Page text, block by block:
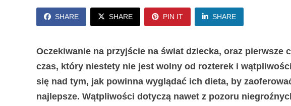
SHARE SHARE PIN IT SHARE
Oczekiwanie na przyjście na świat dziecka, oraz pierwsze
czas, który niestety nie jest wolny od rozterek i
się nad tym, jak powinna wyglądać ich dieta, by
najlepsze. Wątpliwości dotyczą nawet z pozoru